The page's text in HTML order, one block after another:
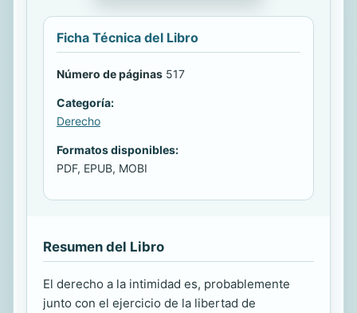
Ficha Técnica del Libro
Número de páginas 517
Categoría:
Derecho
Formatos disponibles:
PDF, EPUB, MOBI
Resumen del Libro
El derecho a la intimidad es, probablemente
junto con el ejercicio de la libertad de